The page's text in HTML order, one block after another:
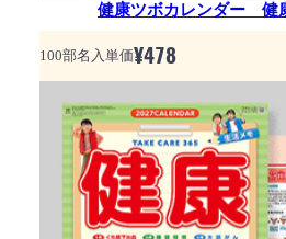
健康ツボカレンダー 健
100部名入単価¥478